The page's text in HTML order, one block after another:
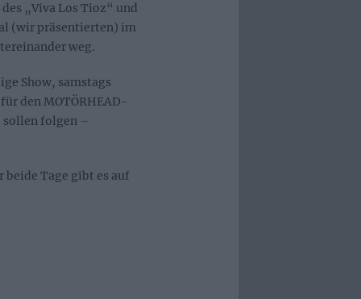
„Viva Los Tioz“ und
(wir präsentierten) im
weg.
Show, samstags
den MOTÖRHEAD-
sollen folgen –
Tage gibt es auf